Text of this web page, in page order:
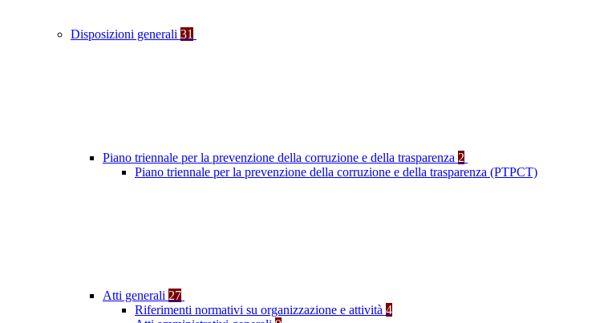
Disposizioni generali 31
Piano triennale per la prevenzione della corruzione e della trasparenza 2
Piano triennale per la prevenzione della corruzione e della trasparenza (PTPCT)
Atti generali 27
Riferimenti normativi su organizzazione e attività 4